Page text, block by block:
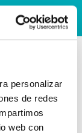
personalizar
de redes
web con